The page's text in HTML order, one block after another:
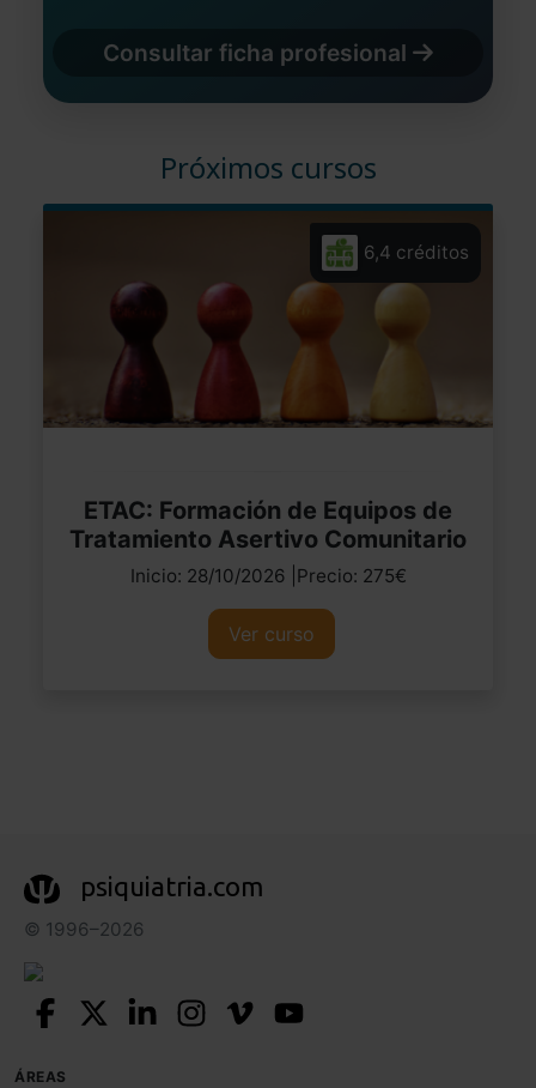
Consultar ficha profesional
Próximos cursos
6,4 créditos
ETAC: Formación de Equipos de
Tratamiento Asertivo Comunitario
Inicio: 28/10/2026 |Precio: 275€
Ver curso
psiquiatria.com
© 1996–2026
ÁREAS